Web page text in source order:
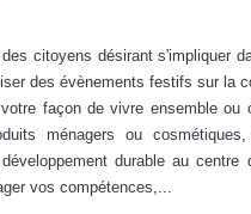
citoyens désirant s'impliquer
des évènements festifs sur la
façon de vivre ensemble ou
ménagers ou
durable au centre
vos compétences,...